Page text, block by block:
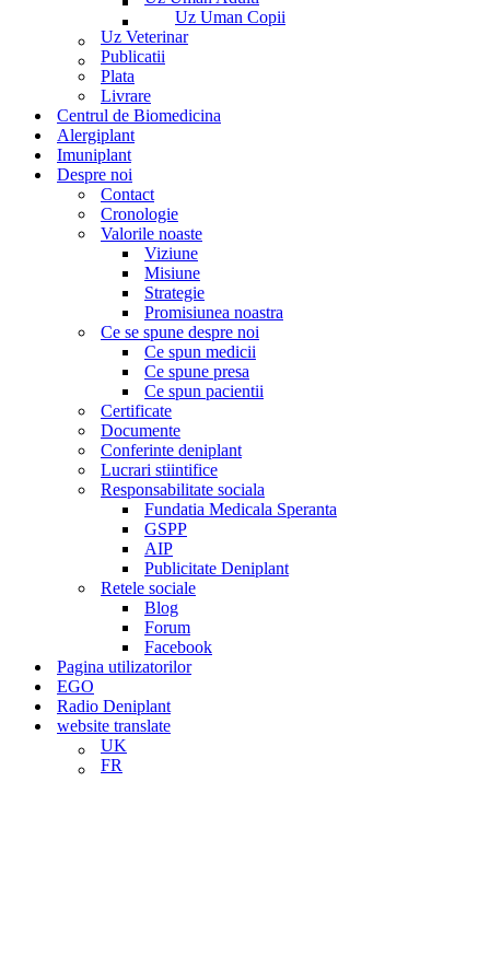
Uz Uman Copii
Uz Veterinar
Publicatii
Plata
Livrare
Centrul de Biomedicina
Alergiplant
Imuniplant
Despre noi
Contact
Cronologie
Valorile noaste
Viziune
Misiune
Strategie
Promisiunea noastra
Ce se spune despre noi
Ce spun medicii
Ce spune presa
Ce spun pacientii
Certificate
Documente
Conferinte deniplant
Lucrari stiintifice
Responsabilitate sociala
Fundatia Medicala Speranta
GSPP
AIP
Publicitate Deniplant
Retele sociale
Blog
Forum
Facebook
Pagina utilizatorilor
EGO
Radio Deniplant
website translate
UK
FR